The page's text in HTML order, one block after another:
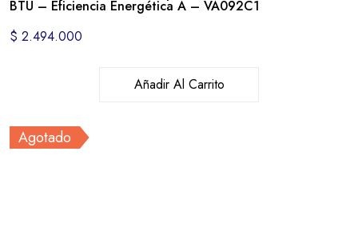
BTU – Eficiencia Energética A – VA092C1
$ 2.494.000
Añadir Al Carrito
Agotado